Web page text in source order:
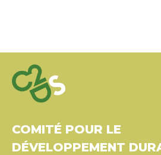
COMITÉ POUR LE
DÉVELOPPEMENT